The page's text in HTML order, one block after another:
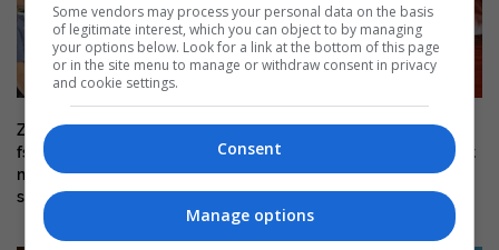
Zbulohet një rafineri kokaine e
fshehur mes bimësisë në Itali,
mes të arrestuarve edhe një
shqiptar
Zvicër: Burri dyshohet se
drogoi dhe abuzoi seksualisht
disa gra
Some vendors may process your personal data on the basis
of legitimate interest, which you can object to by managing
your options below. Look for a link at the bottom of this page
or in the site menu to manage or withdraw consent in privacy
and cookie settings.
Consent
Manage options